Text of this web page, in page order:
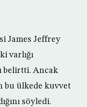
James Jeffrey
varlığı
belirtti. Ancak
bu ülkede kuvvet
söyledi.